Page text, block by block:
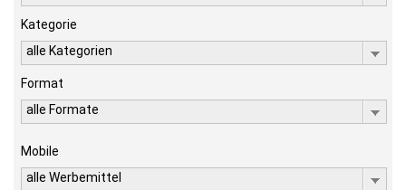
Kategorie
alle Kategorien
Format
alle Formate
Mobile
alle Werbemittel